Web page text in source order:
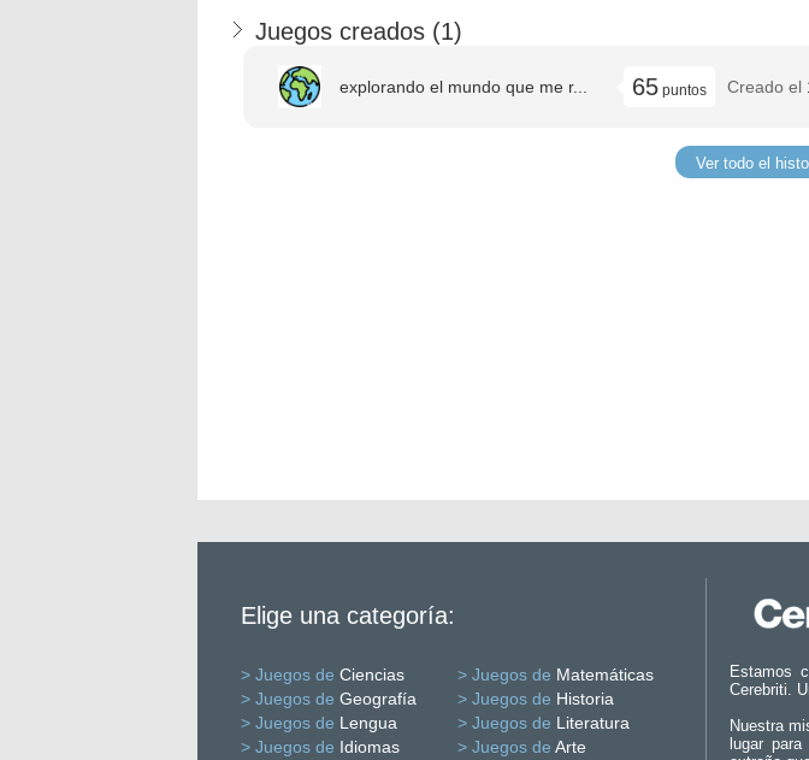
Juegos creados (1)
explorando el mundo que me r... 65 puntos Creado el
Ver todo el
Elige una categoría:
> Juegos de Ciencias > Juegos de Matemáticas
> Juegos de Geografía > Juegos de Historia
> Juegos de Lengua > Juegos de Literatura
> Juegos de Idiomas > Juegos de Arte
Estamos
Cerebriti.
Nuestra
lugar